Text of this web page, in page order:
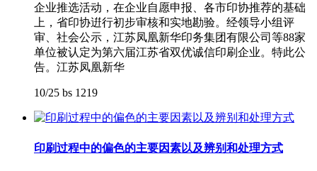
企业推选活动，在企业自愿申报、各市印协推荐的基础
上，省印协逬行初步审核和实地勘验。经领导小组评
审、社会公示，江苏凤凰新华印务集团有限公司等88家
单位被认定为第六届江苏省双优诚信印刷企业。特此公
告。江苏凤凰新华
10/25 bs 1219
印刷过程中的偏色的主要因素以及辨别和处理方式